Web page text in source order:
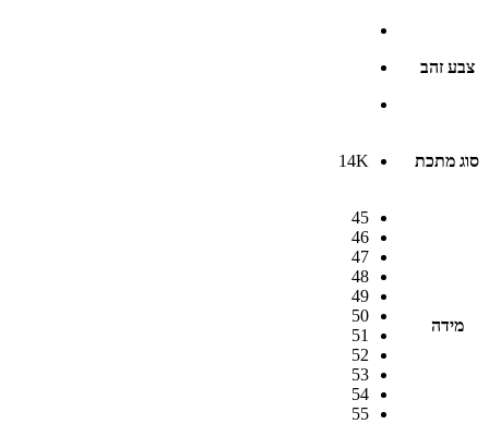
צבע זהב
סוג מתכת 14K
מידה
45
46
47
48
49
50
51
52
53
54
55